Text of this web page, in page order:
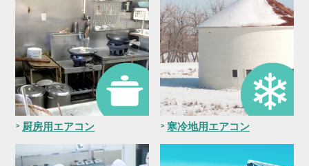
厨房用エアコン 寒冷地用エアコン